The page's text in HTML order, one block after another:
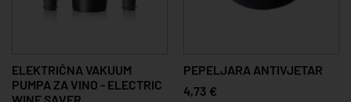
ELEKTRIČNA VAKUUM
PUMPA ZA VINO - ELECTRIC
PEPELJARA ANTIVJETAR
4,73 €